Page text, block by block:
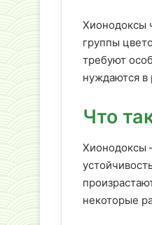
Хионодоксы
группы
требуют
нуждаются в
Что
Хионодоксы
некоторые